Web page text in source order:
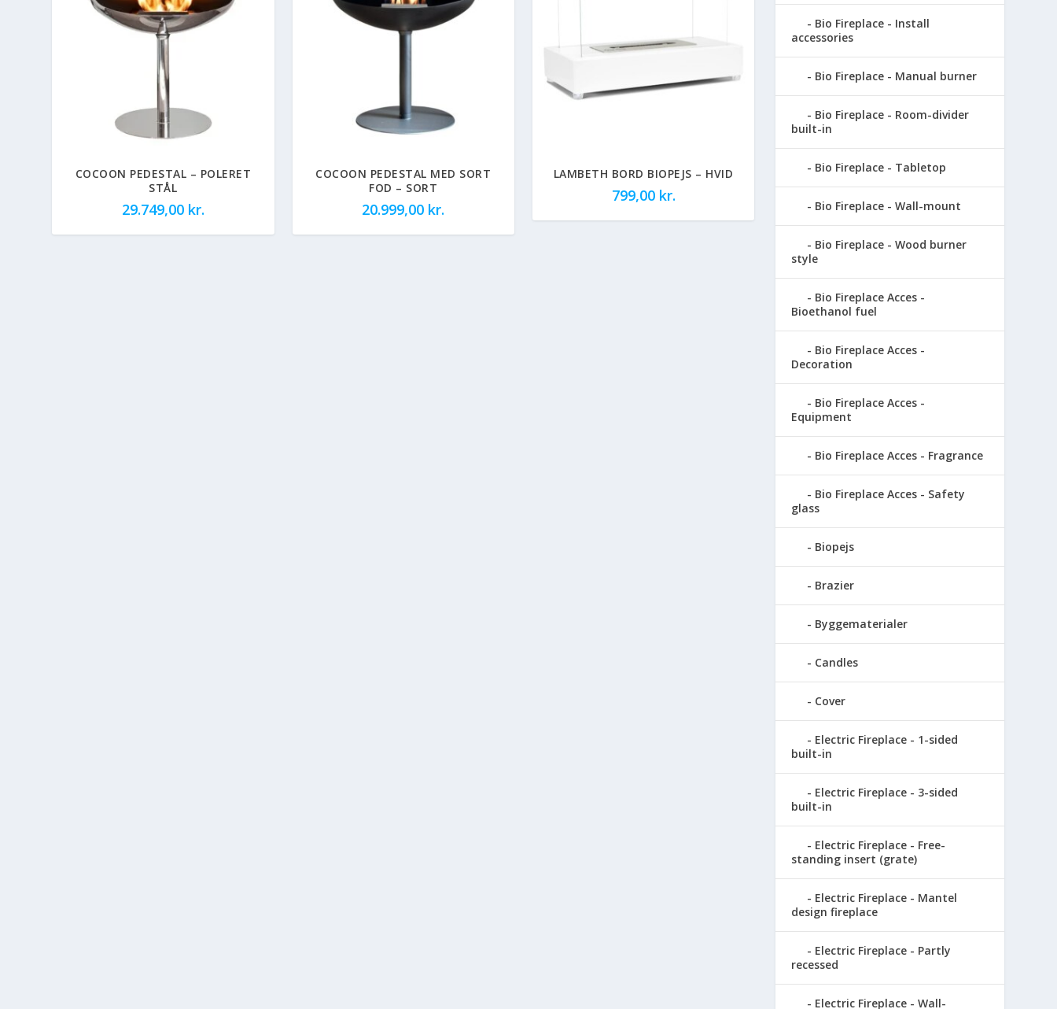
COCOON PEDESTAL – POLERET
STÅL
29.749,00 kr.
COCOON PEDESTAL MED SORT
FOD – SORT
20.999,00 kr.
LAMBETH BORD BIOPEJS – HVID
799,00 kr.
Bio Fireplace - Install
accessories
Bio Fireplace - Manual burner
Bio Fireplace - Room-divider
built-in
Bio Fireplace - Tabletop
Bio Fireplace - Wall-mount
Bio Fireplace - Wood burner
style
Bio Fireplace Acces -
Bioethanol fuel
Bio Fireplace Acces -
Decoration
Bio Fireplace Acces -
Equipment
Bio Fireplace Acces - Fragrance
Bio Fireplace Acces - Safety
glass
Biopejs
Brazier
Byggematerialer
Candles
Cover
Electric Fireplace - 1-sided
built-in
Electric Fireplace - 3-sided
built-in
Electric Fireplace - Free-
standing insert (grate)
Electric Fireplace - Mantel
design fireplace
Electric Fireplace - Partly
recessed
Electric Fireplace - Wall-